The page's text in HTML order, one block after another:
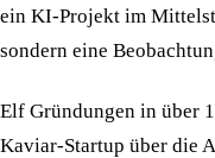
ein KI-Projekt im
sondern eine
Elf Gründungen in über
Kaviar-Startup über die